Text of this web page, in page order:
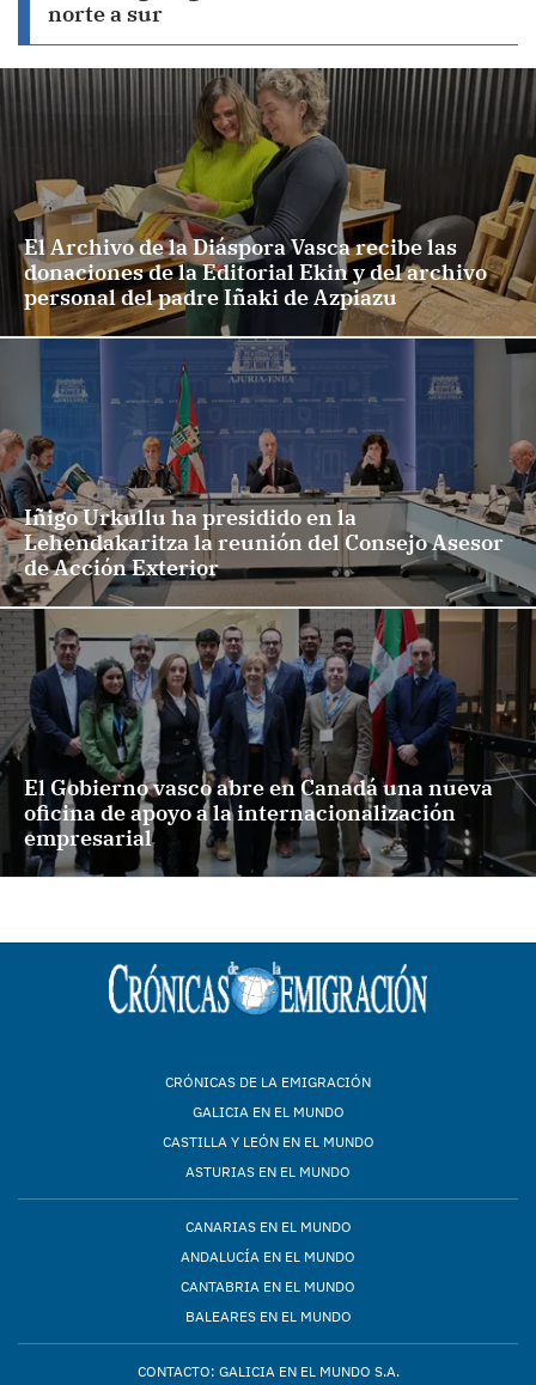
norte a sur
El Archivo de la Diáspora Vasca recibe las
donaciones de la Editorial Ekin y del archivo
personal del padre Iñaki de Azpiazu
Iñigo Urkullu ha presidido en la
Lehendakaritza la reunión del Consejo Asesor
de Acción Exterior
El Gobierno vasco abre en Canadá una nueva
oficina de apoyo a la internacionalización
empresarial
CRÓNICAS DE LA EMIGRACIÓN
GALICIA EN EL MUNDO
CASTILLA Y LEÓN EN EL MUNDO
ASTURIAS EN EL MUNDO
CANARIAS EN EL MUNDO
ANDALUCÍA EN EL MUNDO
CANTABRIA EN EL MUNDO
BALEARES EN EL MUNDO
CONTACTO: GALICIA EN EL MUNDO S.A.